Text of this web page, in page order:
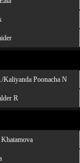
Kaliyanda Poonacha N.
R.